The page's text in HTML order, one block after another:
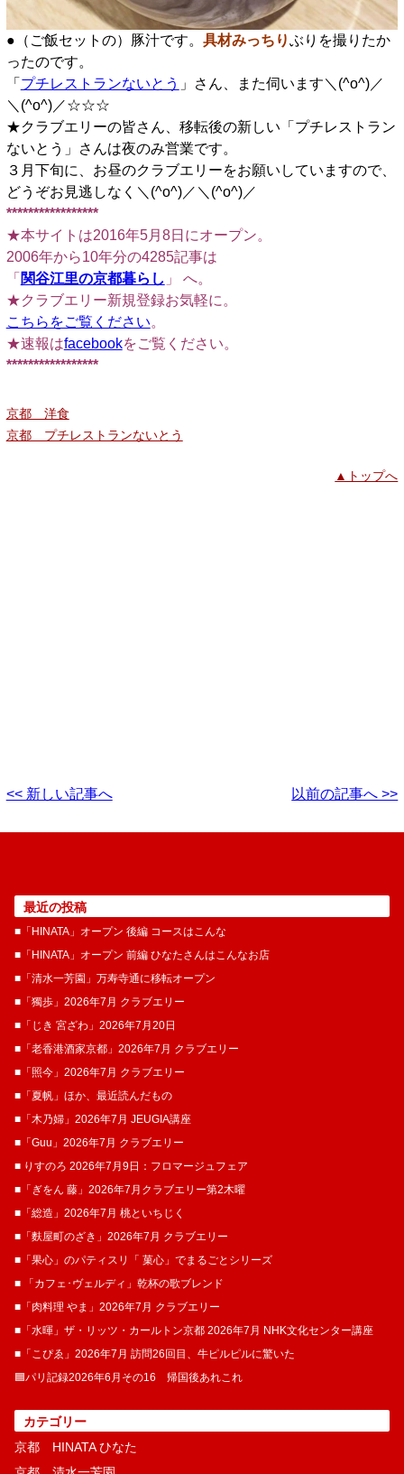
●（ご飯セットの）豚汁です。 具材みっちりぶりを撮りたか
ったのです。
「 プチレストランないとう 」さん、また伺います＼(^o^)／
＼(^o^)／☆☆☆
★クラブエリーの皆さん、移転後の新しい「プチレストラン
ないとう」さんは夜のみ営業です。
３月下旬に、お昼のクラブエリーをお願いしていますので、
どうぞお見逃しなく＼(^o^)／＼(^o^)／
*****************
★本サイトは2016年5月8日にオープン。
2006年から10年分の4285記事は
「 関谷江里の京都暮らし 」 へ。
★クラブエリー新規登録お気軽に。
こちらをご覧ください。
★速報はfacebookをご覧ください。
*****************
京都 洋食
京都 プチレストランないとう
▲トップへ
<< 新しい記事へ 以前の記事へ >>
最近の投稿
■「HINATA」オープン 後編 コースはこんな
■「HINATA」オープン 前編 ひなたさんはこんなお店
■「清水一芳園」万寿寺通に移転オープン
■「獨歩」2026年7月 クラブエリー
■「じき 宮ざわ」2026年7月20日
■「老香港酒家京都」2026年7月 クラブエリー
■「照今」2026年7月 クラブエリー
■「夏帆」ほか、最近読んだもの
■「木乃婦」2026年7月 JEUGIA講座
■「Guu」2026年7月 クラブエリー
■ りすのろ 2026年7月9日：フロマージュフェア
■「ぎをん 藤」2026年7月クラブエリー第2木曜
■「総造」2026年7月 桃といちじく
■「麩屋町のざき」2026年7月 クラブエリー
■「果心」のパティスリ「 菓​心」でまるごとシリーズ
■ 「カフェ･ヴェルディ」乾杯の歌ブレンド
■「肉料理 やま」2026年7月 クラブエリー
■「水暉」ザ・リッツ・カールトン京都 2026年7月 NHK文化センター講座
■「こぴゑ」2026年7月 訪問26回目、牛ピルピルに驚いた
🟦パリ記録2026年6月その16 帰国後あれこれ
カテゴリー
京都 HINATA ひなた